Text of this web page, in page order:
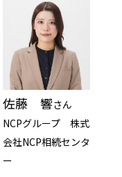
佐藤 響さん
NCPグループ 株式
会社NCP相続センタ
ー